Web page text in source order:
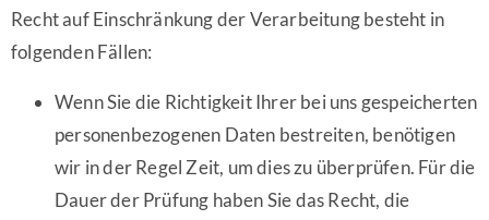
Recht auf Einschränkung der Verarbeitung besteht in
folgenden Fällen:
Wenn Sie die Richtigkeit Ihrer bei uns gespeicherten
personenbezogenen Daten bestreiten, benötigen
wir in der Regel Zeit, um dies zu überprüfen. Für die
Dauer der Prüfung haben Sie das Recht, die